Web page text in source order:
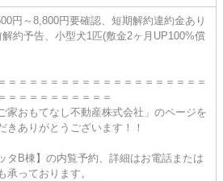
円～8,800円要確認、短期解約違約金あり
解約予告、小型犬1匹(敷金2ヶ月UP100%償
＝＝＝＝＝＝＝＝＝＝＝＝＝＝＝＝＝＝＝
＝＝＝＝＝＝＝＝＝＝
家おもてなし不動産株式会社」のページを
きありがとうございます！！
タB棟】の内覧予約、詳細はお電話または
承っております。